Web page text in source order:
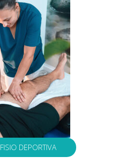
FISIO DEPORTIVA